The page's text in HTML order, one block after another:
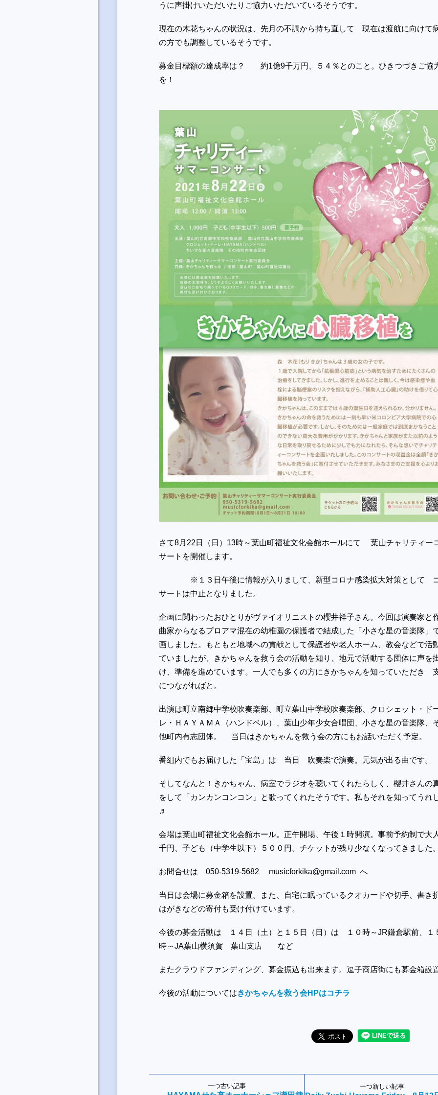
うに声掛けいただいたりご協力いただいているそうです。
現在の木花ちゃんの状況は、先月の不調から持ち直して 現在は渡航に向けて
の方でも調整しているそうです。
募金目標額の達成率は？ 約1億9千万円、５４％とのこと。ひきつづきご協
を！
さて8月22日（日）13時～葉山町福祉文化会館ホールにて 葉山チャリティー
サートを開催します。
※１３日午後に情報が入りまして、新型コロナ感染拡大対策として
サートは中止となりました。
企画に関わったおひとりがヴァイオリニストの櫻井祥子さん。今回は演奏家と
曲家からなるプロアマ混在の幼稚園の保護者で結成した「小さな星の音楽隊」
画しました。もともと地域への貢献として保護者や老人ホーム、教会などで活
ていましたが、きかちゃんを救う会の活動を知り、地元で活動する団体に声を
け、準備を進めています。一人でも多くの方にきかちゃんを知っていただき
につながればと。
出演は町立南郷中学校吹奏楽部、町立葉山中学校吹奏楽部、クロシェット・ド
レ・ＨＡＹＡＭＡ（ハンドベル）、葉山少年少女合唱団、小さな星の音楽隊、
他町内有志団体。 当日はきかちゃんを救う会の方にもお話いただく予定。
番組内でもお届けした「宝島」は 当日 吹奏楽で演奏。元気が出る曲です。
そしてなんと！きかちゃん、病室でラジオを聴いてくれたらしく、櫻井さんの
をして「カンカンコンコン」と歌ってくれたそうです。私もそれを知ってうれ
♬
会場は葉山町福祉文化会館ホール。正午開場、午後１時開演。事前予約制で大
千円、子ども（中学生以下）５００円。チケットが残り少なくなってきました
お問合せは 050-5319-5682 musicforkika@gmail.com へ
当日は会場に募金箱を設置。また、自宅に眠っているクオカードや切手、書き
はがきなどの寄付も受け付けています。
今後の募金活動は １４日（土）と１５日（日）は １０時～JR鎌倉駅前、１
時～JA葉山横須賀 葉山支店 など
またクラウドファンディング、募金振込も出来ます。逗子商店街にも募金箱設
今後の活動についてはきかちゃんを救う会HPはコチラ
一つ古い記事 一つ新しい記事